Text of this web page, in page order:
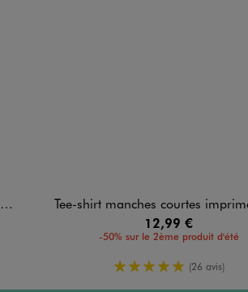
Tee-shirt manches courtes imprimé garçon -
12,99 €
-50% sur le 2ème produit d'été
5/5 de moyenne
(26 avis)